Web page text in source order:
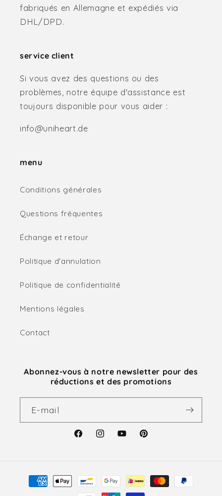
fabriqués en Allemagne et expédiés via
DHL/DPD.
service client
Si vous avez des questions ou des
problèmes, notre équipe d'assistance est
toujours disponible pour vous aider :
info@uniheart.de
menu
Conditions générales
Questions fréquentes
Échange et retour
Politique d'annulation
Politique de confidentialité
Mentions légales
Contact
Abonnez-vous à notre newsletter pour des
réductions et des promotions
E-mail
FacebookInstagramYouTubePinterest
Moyens